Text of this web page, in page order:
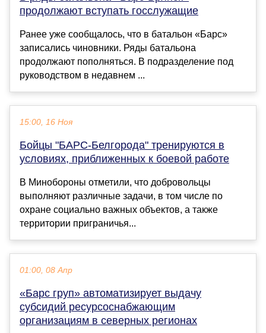
продолжают вступать госслужащие
Ранее уже сообщалось, что в батальон «Барс»
записались чиновники. Ряды батальона
продолжают пополняться. В подразделение под
руководством в недавнем ...
15:00, 16 Ноя
Бойцы "БАРС-Белгорода" тренируются в
условиях, приближенных к боевой работе
В Минобороны отметили, что добровольцы
выполняют различные задачи, в том числе по
охране социально важных объектов, а также
территории приграничья...
01:00, 08 Апр
«Барс груп» автоматизирует выдачу
субсидий ресурсоснабжающим
организациям в северных регионах